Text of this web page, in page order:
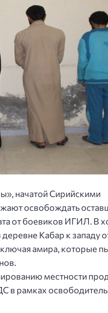
начатой Сирийскими
освобождать
от боевиков ИГИЛ.В
Кабар к западу
амира, которые
местности
в рамках